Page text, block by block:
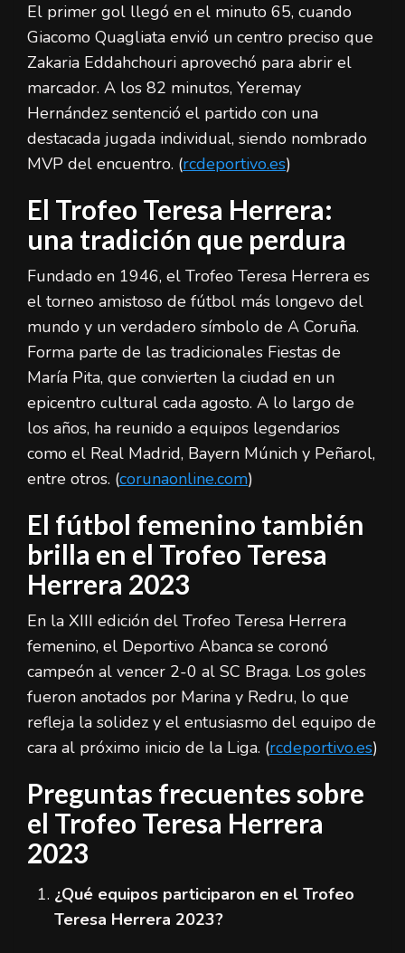
El primer gol llegó en el minuto 65, cuando
Giacomo Quagliata envió un centro preciso que
Zakaria Eddahchouri aprovechó para abrir el
marcador. A los 82 minutos, Yeremay
Hernández sentenció el partido con una
destacada jugada individual, siendo nombrado
MVP del encuentro. (rcdeportivo.es)
El Trofeo Teresa Herrera:
una tradición que perdura
Fundado en 1946, el Trofeo Teresa Herrera es
el torneo amistoso de fútbol más longevo del
mundo y un verdadero símbolo de A Coruña.
Forma parte de las tradicionales Fiestas de
María Pita, que convierten la ciudad en un
epicentro cultural cada agosto. A lo largo de
los años, ha reunido a equipos legendarios
como el Real Madrid, Bayern Múnich y Peñarol,
entre otros. (corunaonline.com)
El fútbol femenino también
brilla en el Trofeo Teresa
Herrera 2023
En la XIII edición del Trofeo Teresa Herrera
femenino, el Deportivo Abanca se coronó
campeón al vencer 2-0 al SC Braga. Los goles
fueron anotados por Marina y Redru, lo que
refleja la solidez y el entusiasmo del equipo de
cara al próximo inicio de la Liga. (rcdeportivo.es)
Preguntas frecuentes sobre
el Trofeo Teresa Herrera
2023
¿Qué equipos participaron en el Trofeo
Teresa Herrera 2023?